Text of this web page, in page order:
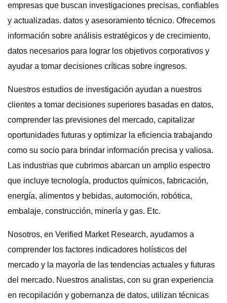
empresas que buscan investigaciones precisas, confiables
y actualizadas. datos y asesoramiento técnico. Ofrecemos
información sobre análisis estratégicos y de crecimiento,
datos necesarios para lograr los objetivos corporativos y
ayudar a tomar decisiones críticas sobre ingresos.
Nuestros estudios de investigación ayudan a nuestros
clientes a tomar decisiones superiores basadas en datos,
comprender las previsiones del mercado, capitalizar
oportunidades futuras y optimizar la eficiencia trabajando
como su socio para brindar información precisa y valiosa.
Las industrias que cubrimos abarcan un amplio espectro
que incluye tecnología, productos químicos, fabricación,
energía, alimentos y bebidas, automoción, robótica,
embalaje, construcción, minería y gas. Etc.
Nosotros, en Verified Market Research, ayudamos a
comprender los factores indicadores holísticos del
mercado y la mayoría de las tendencias actuales y futuras
del mercado. Nuestros analistas, con su gran experiencia
en recopilación y gobernanza de datos, utilizan técnicas